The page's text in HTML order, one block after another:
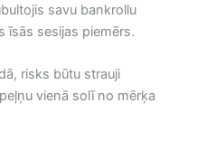
savu bankrollu
īsās sesijas piemērs.
risks būtu strauji
vienā solī no mērķa